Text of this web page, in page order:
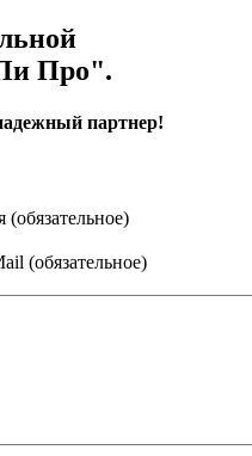
Про".
партнер!
(обязательное)
(обязательное)